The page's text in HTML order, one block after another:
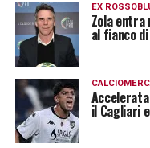
EX
Zola entra
al fianco
il Cagliari